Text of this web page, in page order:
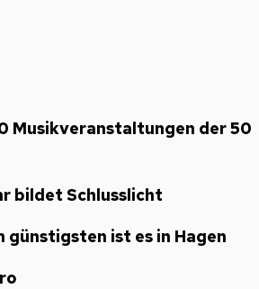
Musikveranstaltungen der 50
bildet Schlusslicht
ist es in Hagen